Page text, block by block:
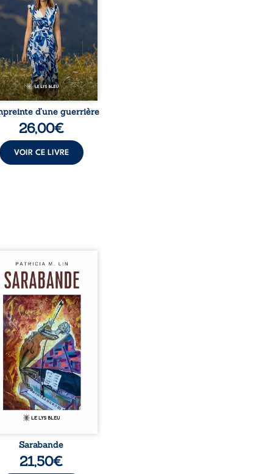
longues hospitalisations.
y raconte ce que les
médicaux taisent : la
l’isolement, l’épuisement
et le sentiment de ne pas ...
d’une guerrière
26,00€
VOIR CE LIVRE
crépitants de l’été,
le silence ouaté de la
en hiver, Au cours de
pâles, Dans la clarté
de la lune, Rêves,
révoltes et espoirs…
s’assemblent, colorés,
aux règles de la
mais chantant en
Ils forment une
passionnée souvent,
Sarabande
21,50€